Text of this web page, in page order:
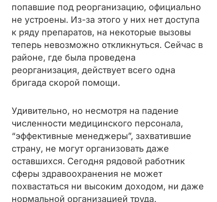
попавшие под реорганизацию, официально
не устроены. Из-за этого у них нет доступа
к ряду препаратов, на некоторые вызовы
теперь невозможно откликнуться. Сейчас в
районе, где была проведена
реорганизация, действует всего одна
бригада скорой помощи.
Удивительно, но несмотря на падение
численности медицинского персонала,
“эффективные менеджеры”, захватившие
страну, не могут организовать даже
оставшихся. Сегодня рядовой работник
сферы здравоохранения не может
похвастаться ни высоким доходом, ни даже
нормальной организацией труда.